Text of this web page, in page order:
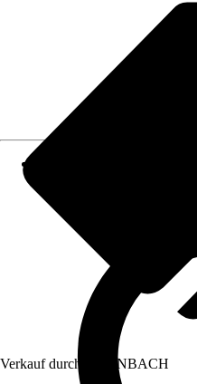
Verkauf durch: HORNBACH